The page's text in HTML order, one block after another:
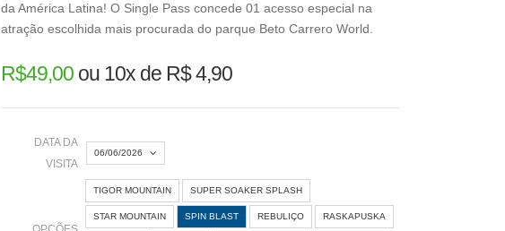
da América Latina! O Single Pass concede 01 acesso especial na
atração escolhida mais procurada do parque Beto Carrero World.
R$49,00ou 10x de R$ 4,90
DATA DA
VISITA
06/06/2026
« Agosto 2026 »
TIGOR MOUNTAIN SUPER SOAKER SPLASH
STAR MOUNTAIN SPIN BLAST REBULIÇO RASKAPUSKA